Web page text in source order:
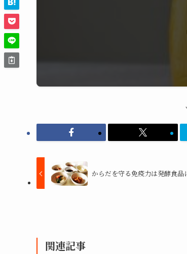
からだを守る免疫力は発酵食品
関連記事